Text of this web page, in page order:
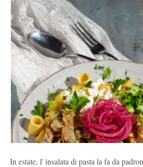
In estate, l' insalata di pasta la fa da